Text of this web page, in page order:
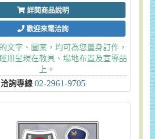
詳閱商品說明
歡迎來電洽詢
文字、圖案，均可為您量身訂作，
用呈現在教具、場地布置及宣導品
上。
洽詢專線 02-2961-9705